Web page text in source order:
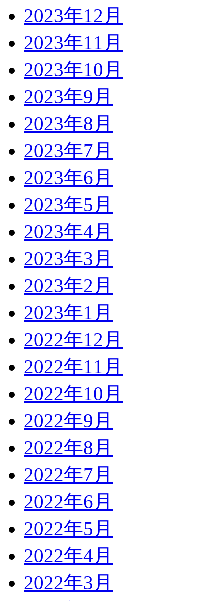
2023年12月
2023年11月
2023年10月
2023年9月
2023年8月
2023年7月
2023年6月
2023年5月
2023年4月
2023年3月
2023年2月
2023年1月
2022年12月
2022年11月
2022年10月
2022年9月
2022年8月
2022年7月
2022年6月
2022年5月
2022年4月
2022年3月